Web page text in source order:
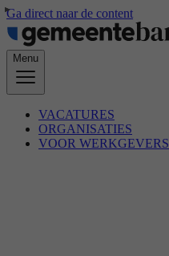
Ga direct naar de content
Menu
VACATURES
ORGANISATIES
VOOR WERKGEVERS